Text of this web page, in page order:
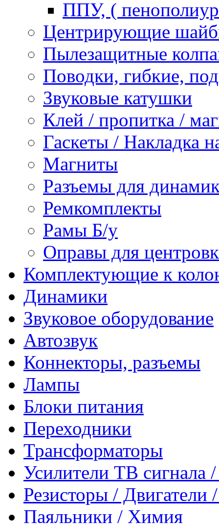
ППУ, (
Центрирующие
Пылезащитные
Поводки, гибкие,
Звуковые катушки
Клей / пропитка /
Гаскеты / Накладка
Магниты
Разъемы для
Ремкомплекты
Рамы Б/у
Оправы для
Комплектующие к
Динамики
Звуковое оборудование
Автозвук
Коннекторы, разъемы
Лампы
Блоки питания
Переходники
Трансформаторы
Усилители ТВ сигнала
Резисторы /
Паяльники / Химия